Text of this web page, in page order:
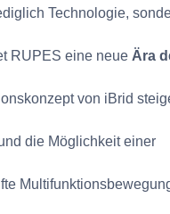
Technologie,
RUPES eine neue Ära
von iBrid
die Möglichkeit einer